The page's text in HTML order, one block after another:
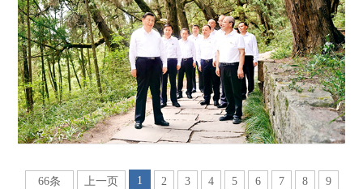
66条 上一页 1 2 3 4 5 6 7 8
9